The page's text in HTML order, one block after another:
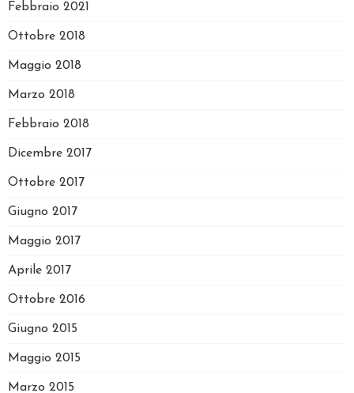
Febbraio 2021
Ottobre 2018
Maggio 2018
Marzo 2018
Febbraio 2018
Dicembre 2017
Ottobre 2017
Giugno 2017
Maggio 2017
Aprile 2017
Ottobre 2016
Giugno 2015
Maggio 2015
Marzo 2015